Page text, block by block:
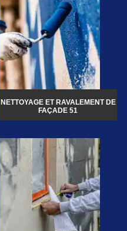
NETTOYAGE ET RAVALEMENT DE
FAÇADE 51